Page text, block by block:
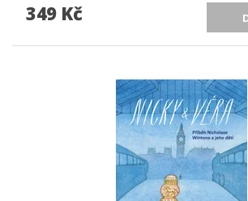
349 Kč